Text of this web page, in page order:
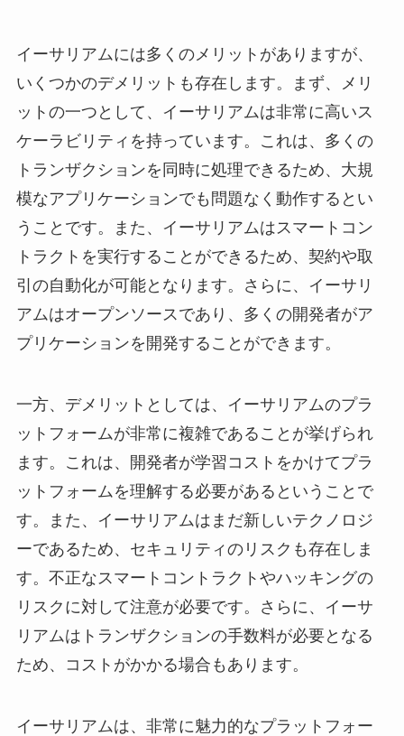
イーサリアムには多くのメリットがありますが、
いくつかのデメリットも存在します。まず、メリ
ットの一つとして、イーサリアムは非常に高いス
ケーラビリティを持っています。これは、多くの
トランザクションを同時に処理できるため、大規
模なアプリケーションでも問題なく動作するとい
うことです。また、イーサリアムはスマートコン
トラクトを実行することができるため、契約や取
引の自動化が可能となります。さらに、イーサリ
アムはオープンソースであり、多くの開発者がア
プリケーションを開発することができます。
一方、デメリットとしては、イーサリアムのプラ
ットフォームが非常に複雑であることが挙げられ
ます。これは、開発者が学習コストをかけてプラ
ットフォームを理解する必要があるということで
す。また、イーサリアムはまだ新しいテクノロジ
ーであるため、セキュリティのリスクも存在しま
す。不正なスマートコントラクトやハッキングの
リスクに対して注意が必要です。さらに、イーサ
リアムはトランザクションの手数料が必要となる
ため、コストがかかる場合もあります。
イーサリアムは、非常に魅力的なプラットフォー